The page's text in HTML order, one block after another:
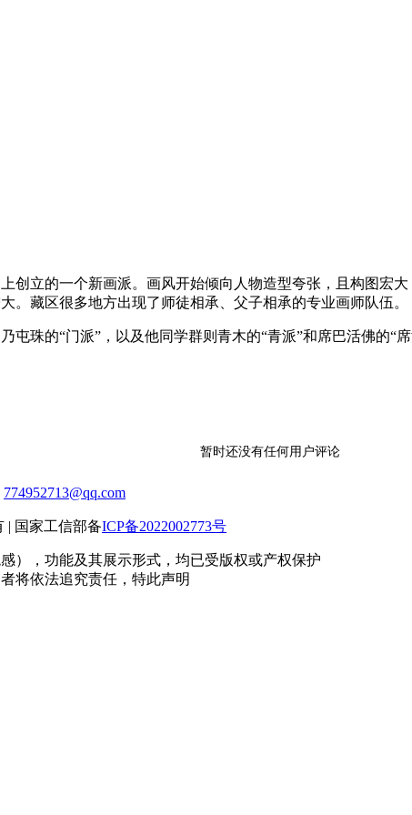
创立的一个新画派。画风开始倾向人物造型夸张，且构图宏
。藏区很多地方出现了师徒相承、父子相承的专业画师队伍。
珠的“门派”，以及他同学群则青木的“青派”和席巴活佛的“席
暂时还没有任何用户评论
774952713@qq.com
| 国家工信部备ICP备2022002773号
），功能及其展示形式，均已受版权或产权保护
将依法追究责任，特此声明